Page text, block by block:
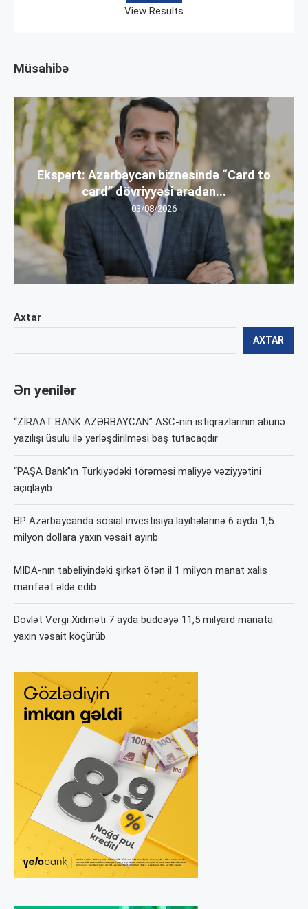
Axtar
AXTAR
Ən yenilər
“ZİRAAT BANK AZƏRBAYCAN” ASC-nin istiqrazlarının abunə
yazılışı üsulu ilə yerləşdirilməsi baş tutacaqdır
“PAŞA Bank”ın Türkiyədəki törəməsi maliyyə vəziyyətini
açıqlayıb
BP Azərbaycanda sosial investisiya layihələrinə 6 ayda 1,5
milyon dollara yaxın vəsait ayırıb
MİDA-nın tabeliyindəki şirkət ötən il 1 milyon manat xalis
mənfəət əldə edib
Dövlət Vergi Xidməti 7 ayda büdcəyə 11,5 milyard manata
yaxın vəsait köçürüb
View Results
Müsahibə
Ekspert: Azərbaycan biznesində “Card to
card” dövriyyəsi aradan...
03/08/2026